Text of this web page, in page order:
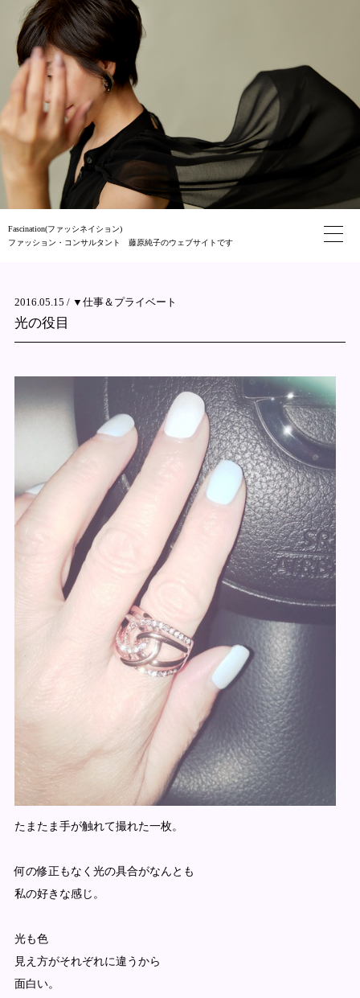
Fascination(ファッシネイション)
ファッション・コンサルタント 藤原純子のウェブサイトです
2016.05.15 / ▼仕事＆プライベート
光の役目
たまたま手が触れて撮れた一枚。
何の修正もなく光の具合がなんとも
私の好きな感じ。
光も色
見え方がそれぞれに違うから
面白い。